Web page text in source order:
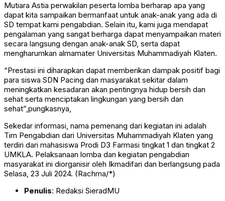
Mutiara Astia perwakilan peserta lomba berharap apa yang
dapat kita sampaikan bermanfaat untuk anak-anak yang ada di
SD tempat kami pengabdian. Selain itu, kami juga mendapat
pengalaman yang sangat berharga dapat menyampaikan materi
secara langsung dengan anak-anak SD, serta dapat
mengharumkan almamater Universitas Muhammadiyah Klaten.
“Prestasi ini diharapkan dapat memberikan dampak positif bagi
para siswa SDN Pacing dan masyarakat sekitar dalam
meningkatkan kesadaran akan pentingnya hidup bersih dan
sehat serta menciptakan lingkungan yang bersih dan
sehat”,pungkasnya,
Sekedar informasi, nama pemenang dari kegiatan ini adalah
Tim Pengabdian dari Universitas Muhammadiyah Klaten yang
terdiri dari mahasiswa Prodi D3 Farmasi tingkat 1 dan tingkat 2
UMKLA. Pelaksanaan lomba dan kegiatan pengabdian
masyarakat ini diorganisir oleh Ikmadifari dan berlangsung pada
Selasa, 23 Juli 2024. (Rachma/*)
Penulis: Redaksi SieradMU